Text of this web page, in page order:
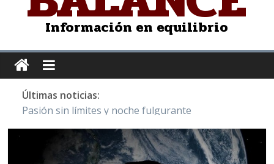
Información en equilibrio
Últimas noticias:
Pasión sin límites y noche fulgurante
Y Quetzalcóatl, le dio el maíz a la humanidad
Cristo de San Juan de la Cruz: Salvador Dalí
LOS DELIRIOS DE UNA MUJER ENAMORADA